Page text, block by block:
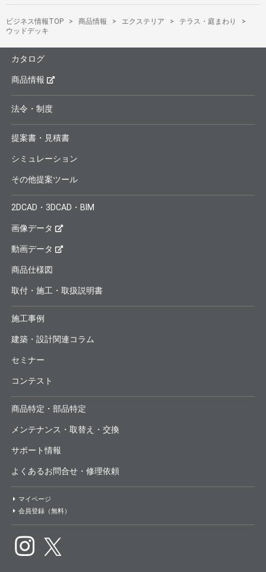
ビジネス情報TOP 商品情報 エクステリア
テラス・庭まわり
ウッドデッキ
カタログ
商品情報
法令・制度
提案書・見積書
シミュレーション
その他提案ツール
2DCAD・3DCAD・BIM
画像データ
動画データ
商品仕様図
取付・施工・取扱説明書
施工事例
建築・設計関連コラム
セミナー
コンテスト
商品特定・部品特定
メンテナンス・取替え・交換
サポート情報
よくあるお問合せ・修理依頼
マイページ
会員登録（無料）